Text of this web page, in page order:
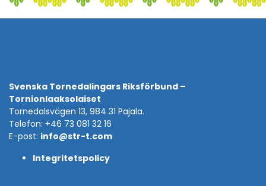
Svenska Tornedalingars Riksförbund –
Tornionlaaksolaiset
Tornedalsvägen 13, 984 31 Pajala.
Telefon: +46 73 081 32 16
E-post: info@str-t.com
Integritetspolicy